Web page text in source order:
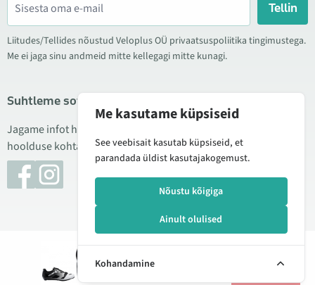
166,00 € Lisan
korvi
Tellin
Liitudes/Tellides nõustud Veloplus OÜ privaatsuspoliitika tingimustega.
Me ei jaga sinu andmeid mitte kellegagi mitte kunagi.
Suhtleme sotsiaalmeedias
Jagame infot hea hinna kampaaniate, uute toodete ning
hoolduse kohta. Mõnikord teeme ka tooteülevaateid.
© 2026 Veloplus OÜ. Kõik õigused kaitstud
Halda küpsiseid
Me kasutame küpsiseid
See veebisait kasutab küpsiseid, et
parandada üldist kasutajakogemust.
Nõustu kõigiga
Ainult olulised
Kohandamine